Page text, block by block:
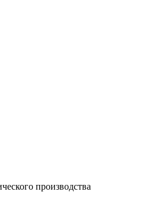
производства